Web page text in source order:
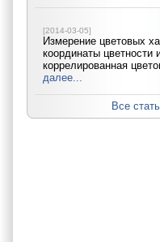
[2014-03-05]
Измерение цветовых
координаты цветности
коррелированная
далее...
Все